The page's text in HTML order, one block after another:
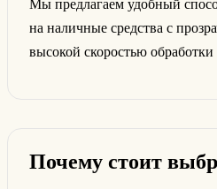
Мы предлагаем удобный
на наличные средства с
высокой скоростью обработки
Почему стоит